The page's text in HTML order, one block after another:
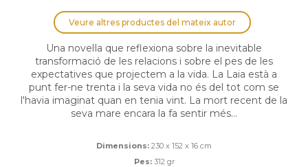
Veure altres productes del mateix autor
Una novel·la que reflexiona sobre la inevitable
transformació de les relacions i sobre el pes de les
expectatives que projectem a la vida. La Laia està a
punt fer-ne trenta i la seva vida no és del tot com se
l'havia imaginat quan en tenia vint. La mort recent de la
seva mare encara la fa sentir més...
Dimensions: 230 x 152 x 16 cm
Pes: 312 gr